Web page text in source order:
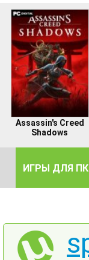
Assassin's Creed
Shadows
ИГРЫ ДЛЯ ПК